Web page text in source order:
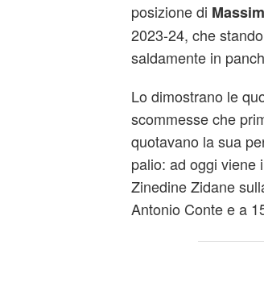
posizione di
2023-24, che
saldamente in
Lo dimostrano le
scommesse che
quotavano la sua
palio: ad oggi viene
Zinedine Zidane
Antonio Conte e a